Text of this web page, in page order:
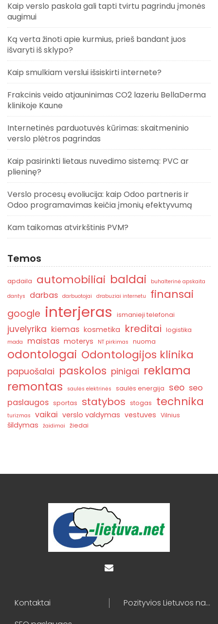
Kaip verslo paskola gali tapti tvirtu pagrindu įmonės
augimui
Ką verta žinoti apie kurmius, prieš bandant juos
išvaryti iš sklypo?
Kaip smulkiam verslui išsiskirti internete?
Frakcinis veido atjauninimas CO2 lazeriu BellaDerma
klinikoje Kaune
Internetinės parduotuvės kūrimas: skaitmeninio
verslo plėtros pagrindas
Kaip pasirinkti lietaus nuvedimo sistemą: PVC ar
plieninę?
Verslo procesų evoliucija: kaip Odoo partneris ir
Odoo programavimas keičia įmonių efektyvumą
Kam taikomas atvirkštinis PVM?
Temos
apdaila automobiliai baldai
buhalterinė apskaita
dantys
darbas darbuotojai drabuziai internetu finansai
google interjeras ismanieji telefonai
juvelyrika kiemas kosmetika kreditai logistika
mada maistas moterys NT pirkimas nuoma
odontologai Odontologijos klinika
papuošalai paskolos pinigai reklama
remontas
saulės elektrinės saulės energija seo seo
paslaugos sportas statybos stogas technika
turizmas vaikai verslo valdymas vestuves Vilnius
šildymas žaidimai žiedai
Kontaktai
Pozityvios Lietuvos naujienos